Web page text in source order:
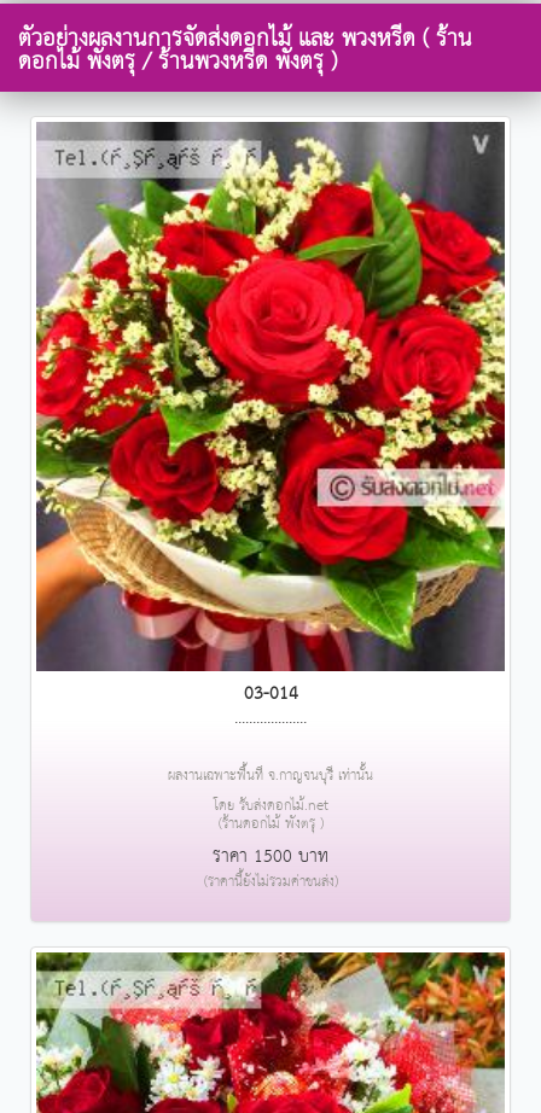
ตัวอย่างผลงานการจัดส่งดอกไม้ และ พวงหรีด ( ร้าน
ดอกไม้ พังตรุ / ร้านพวงหรีด พังตรุ )
03-014
....................
ผลงานเฉพาะพื้นที่ จ.กาญจนบุรี เท่านั้น
โดย รับส่งดอกไม้.net
(ร้านดอกไม้ พังตรุ )
ราคา 1500 บาท
(ราคานี้ยังไม่รวมค่าขนส่ง)